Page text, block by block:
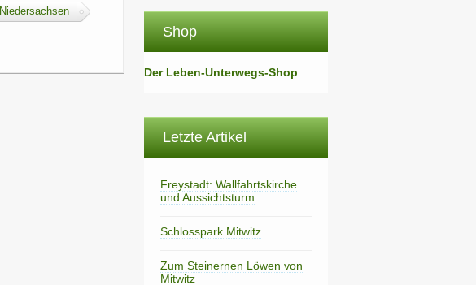
Niedersachsen
Shop
Der Leben-Unterwegs-Shop
Letzte Artikel
Freystadt: Wallfahrtskirche
und Aussichtsturm
Schlosspark Mitwitz
Zum Steinernen Löwen von
Mitwitz